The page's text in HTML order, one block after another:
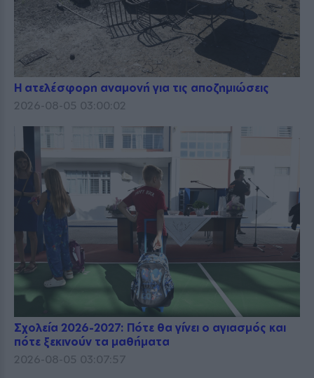
Η ατελέσφορη αναμονή για τις αποζημιώσεις
2026-08-05 03:00:02
Σχολεία 2026-2027: Πότε θα γίνει ο αγιασμός και
πότε ξεκινούν τα μαθήματα
2026-08-05 03:07:57